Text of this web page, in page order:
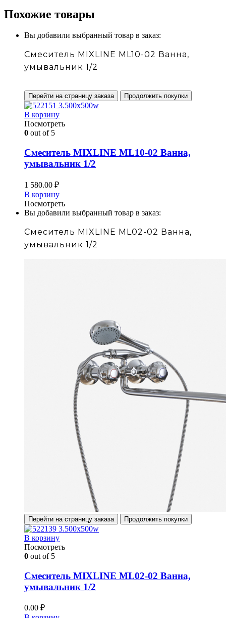
Похожие товары
Вы добавили выбранный товар в заказ:
Смеситель MIXLINE ML10-02 Ванна,
умывальник 1/2
Перейти на страницу заказа Продолжить покупки
В корзину
Посмотреть
0 out of 5
Смеситель MIXLINE ML10-02 Ванна,
умывальник 1/2
1 580.00 ₽
В корзину
Посмотреть
Вы добавили выбранный товар в заказ:
Смеситель MIXLINE ML02-02 Ванна,
умывальник 1/2
Перейти на страницу заказа Продолжить покупки
В корзину
Посмотреть
0 out of 5
Смеситель MIXLINE ML02-02 Ванна,
умывальник 1/2
0.00 ₽